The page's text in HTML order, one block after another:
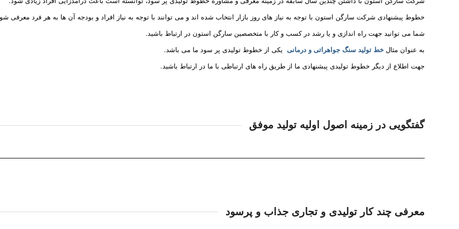
خطوط پیشنهادی شرکت سارگن استون با توجه به نیاز های روز بازار انتخاب شده اند و می توانند با توجه به نیاز افراد و بودجه آن ها به هر فرد معرفی
شما می توانید جهت راه اندازی و یا رشد در کسب و کار با متخصصین سارگن استون در ارتباط باشید.
به عنوان مثال خط تولید سنگ جواهراتی و درمانی یکی از خطوط تولیدی پر سود ما می باشد.
جهت اطلاع از دیگر خطوط تولیدی پیشنهادی ما از طریق راه های ارتباطی با ما در ارتباط باشید.
گفتگویی در زمینه اصول اولیه تولید موفق
معرفی چند کار تولیدی و تجاری جذاب و پرسود